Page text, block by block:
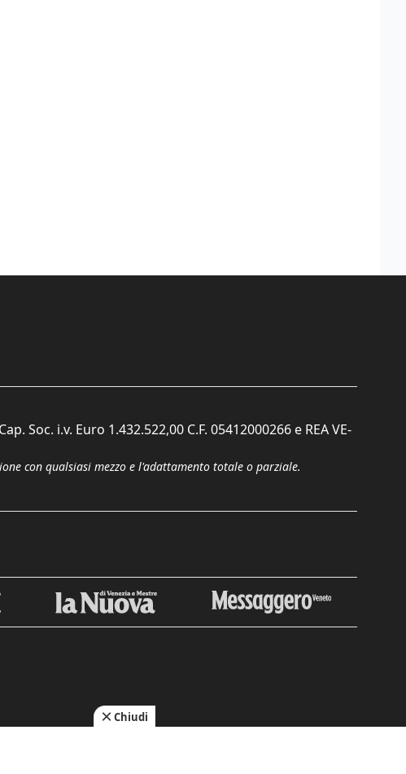
Soc. i.v. Euro 1.432.522,00 C.F. 05412000266 e REA VE-
con qualsiasi mezzo e l'adattamento totale o parziale.
Chiudi